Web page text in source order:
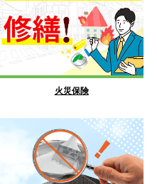
火災保険